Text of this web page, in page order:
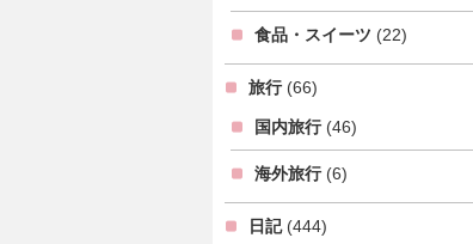
食品・スイーツ (22)
旅行(66)
国内旅行(46)
海外旅行(6)
日記(444)